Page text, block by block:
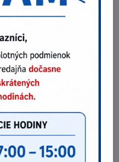
NULATO
Zobraziť